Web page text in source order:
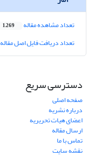
تعداد مشاهده مقاله 1,269
تعداد دریافت فایل اصل مقاله
دسترسی سریع
صفحه اصلی
درباره نشریه
اعضای هیات تحریریه
ارسال مقاله
تماس با ما
نقشه سایت